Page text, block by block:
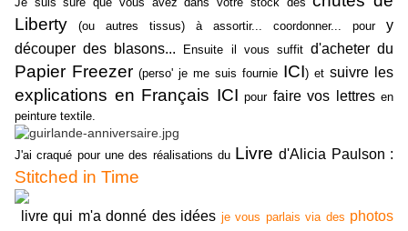
Liberty (ou autres tissus) à assortir... coordonner... pour y
découper des blasons... Ensuite il vous suffit d'acheter du
Papier Freezer (perso' je me suis fournie ICI) et suivre les
explications en Français ICI pour faire vos lettresen
peinture textile.
J'ai craqué pour une des réalisations du Livred'Alicia Paulson :
Stitched in Time
livre qui m'a donné des idées je vous parlais via des photos